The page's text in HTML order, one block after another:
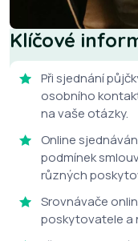
Klíčové
Při sjednání
osobního
na vaše otázky.
Online
podmínek
různých
Srovnávače
poskytovatele a